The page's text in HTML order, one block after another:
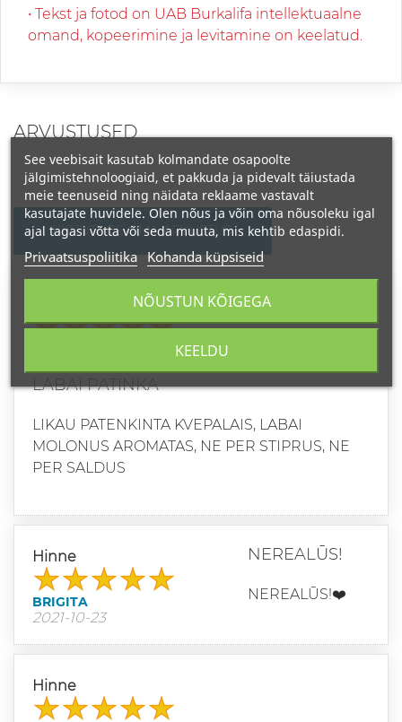
• Tekst ja fotod on UAB Burkalifa intellektuaalne
omand, kopeerimine ja levitamine on keelatud.
ARVUSTUSED
KIRJUTAGE OMA ARVUSTUS
LABAI PATINKA
LIKAU PATENKINTA KVEPALAIS, LABAI
MOLONUS AROMATAS, NE PER STIPRUS, NE
PER SALDUS
Hinne
BRIGITA
2021-10-23
NEREALŪS!
NEREALŪS!❤️
Hinne
See veebisait kasutab kolmandate osapoolte
jälgimistehnoloogiaid, et pakkuda ja pidevalt täiustada
meie teenuseid ning näidata reklaame vastavalt
kasutajate huvidele. Olen nõus ja võin oma nõusoleku igal
ajal tagasi võtta või seda muuta, mis kehtib edaspidi.
Privaatsuspoliitika Kohanda küpsiseid
KEELDU
NÕUSTUN KÕIGEGA